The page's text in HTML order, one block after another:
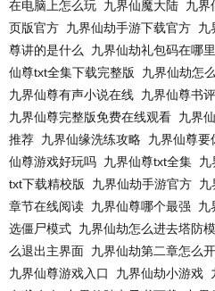
在电脑上怎么玩 九界仙魔大陆 九界
页版官方 九界仙劫手游下载官方 九
尊讲的是什么
九界仙劫礼包码在哪里
仙尊txt全集下载完整版
九界仙劫怎
九界仙尊有声小说在线 九界仙尊书评
九界仙尊完整版免费在线观看 九界
推荐 九界仙缘洗练攻略 九界仙尊要
仙尊游戏好玩吗 九界仙尊txt全集 九
txt下载精校版
九界仙劫手游官方 九
章节在线阅读 九界仙尊哪个最强 九
选僵尸模式 九界仙劫怎么进去塔防
么退出主界面 九界仙劫第二章怎么
九界仙尊游戏入口
九界仙劫小游戏